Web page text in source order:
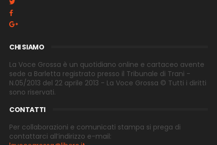
CHI SIAMO
La Voce Grossa è un quotidiano online e cartaceo avente
sede a Barletta registrato presso il Tribunale di Trani -
N.05/2013 del 22 aprile 2013 - La Voce Grossa © Tutti i diritti
sono riservati.
CONTATTI
Per collaborazioni e comunicati stampa si prega di
contattarci all’indirizzo e-mail: